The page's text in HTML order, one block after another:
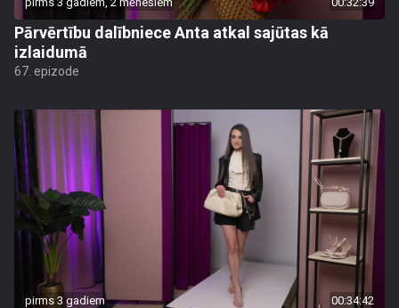
Pārvērtību dalībniece Anta atkal sajūtas kā
izlaidumā
67. epizode
pirms 3 gadiem 00:34:42